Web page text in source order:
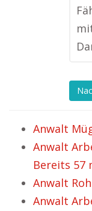
Anwalt
Anwalt
Bereits 57
Anwalt
Anwalt